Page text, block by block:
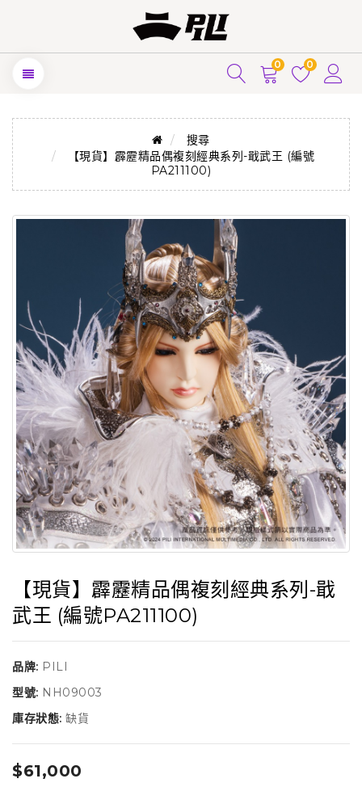
0 0
搜尋
【現貨】霹靂精品偶複刻經典系列-戢武王 (編號
PA211100)
【現貨】霹靂精品偶複刻經典系列-戢
武王 (編號PA211100)
品牌: PILI
型號: NH09003
庫存狀態: 缺貨
$61,000